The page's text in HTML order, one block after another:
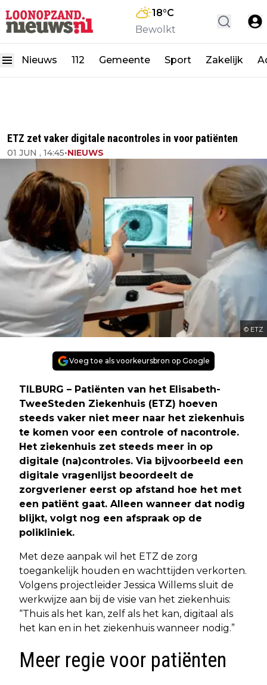
18°C
Bewolkt
Nieuws 112 Gemeente Sport Zakelijk
ETZ zet vaker digitale nacontroles in voor patiënten
01 JUN , 14:45•NIEUWS
© ETZ
Voeg toe als voorkeursbron op Google
TILBURG – Patiënten van het Elisabeth-
TweeSteden Ziekenhuis (ETZ) hoeven
steeds vaker niet meer naar het ziekenhuis
te komen voor een controle of nacontrole.
Het ziekenhuis zet steeds meer in op
digitale (na)controles. Via bijvoorbeeld een
digitale vragenlijst beoordeelt de
zorgverlener eerst op afstand hoe het met
een patiënt gaat. Alleen wanneer dat nodig
blijkt, volgt nog een afspraak op de
polikliniek.
Met deze aanpak wil het ETZ de zorg
toegankelijk houden en wachttijden verkorten.
Volgens projectleider Jessica Willems sluit de
werkwijze aan bij de visie van het ziekenhuis:
“Thuis als het kan, zelf als het kan, digitaal als
het kan en in het ziekenhuis wanneer nodig.”
Meer regie voor patiënten